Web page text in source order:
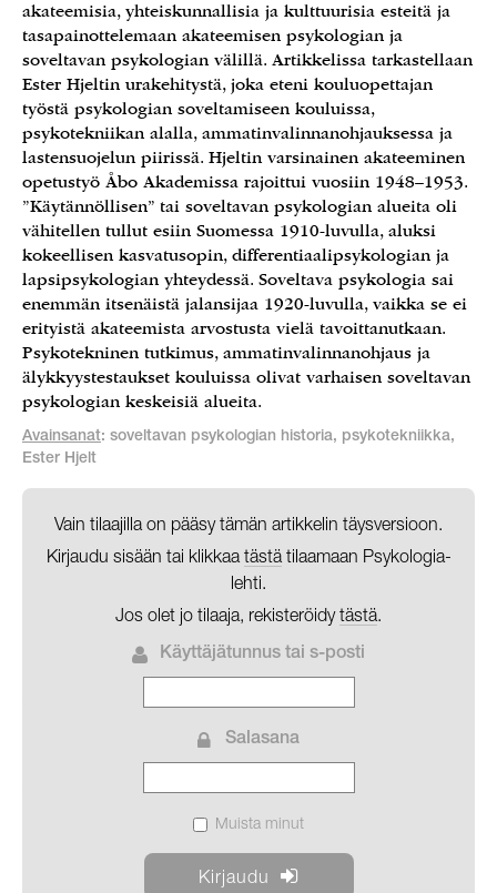
akateemisia, yhteiskunnallisia ja kulttuurisia esteitä ja
tasapainottelemaan akateemisen psykologian ja
soveltavan psykologian välillä. Artikkelissa tarkastellaan
Ester Hjeltin urakehitystä, joka eteni kouluopettajan
työstä psykologian soveltamiseen kouluissa,
psykotekniikan alalla, ammatinvalinnanohjauksessa ja
lastensuojelun piirissä. Hjeltin varsinainen akateeminen
opetustyö Åbo Akademissa rajoittui vuosiin 1948–1953.
”Käytännöllisen” tai soveltavan psykologian alueita oli
vähitellen tullut esiin Suomessa 1910-luvulla, aluksi
kokeellisen kasvatusopin, differentiaalipsykologian ja
lapsipsykologian yhteydessä. Soveltava psykologia sai
enemmän itsenäistä jalansijaa 1920-luvulla, vaikka se ei
erityistä akateemista arvostusta vielä tavoittanutkaan.
Psykotekninen tutkimus, ammatinvalinnanohjaus ja
älykkyystestaukset kouluissa olivat varhaisen soveltavan
psykologian keskeisiä alueita.
Avainsanat: soveltavan psykologian historia, psykotekniikka,
Ester Hjelt
Vain tilaajilla on pääsy tämän artikkelin täysversioon.
Kirjaudu sisään tai klikkaa tästätilaamaan Psykologia-
lehti.
Jos olet jo tilaaja, rekisteröidytästä.
Käyttäjätunnus tai s-posti
Salasana
Muista minut